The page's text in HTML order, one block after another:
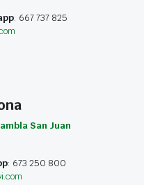
: 667 737 825
San Juan
: 673 250 800